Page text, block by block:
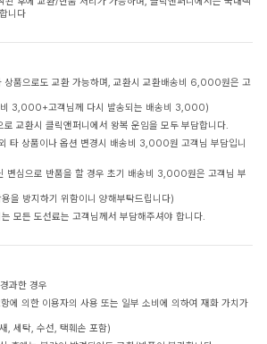
니다
상품으로도 교환 가능하며, 교환시 교환배송비 6,000원은 고
비 3,000+고객님께 다시 발송되는 배송비 3,000)
교환시 클릭앤퍼니에서 왕복 운임을 모두 부담합니다.
타 상품이나 옵션 변경시 배송비 3,000원 고객님 부담입니
변심으로 반품을 할 경우 초기 배송비 3,000원은 고객님 부
을 방지하기 위함이니 양해부탁드립니다)
모든 도선료는 고객님께서 부담해주셔야 합니다.
과한 경우
에 의한 이용자의 사용 또는 일부 소비에 의하여 재화 가치가
, 세탁, 수선, 택훼손 포함)